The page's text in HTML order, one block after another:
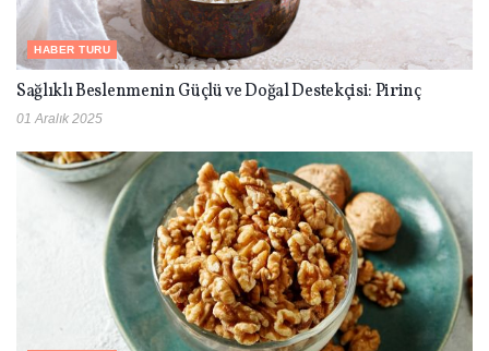
HABER TURU
Sağlıklı Beslenmenin Güçlü ve Doğal Destekçisi: Pirinç
01 Aralık 2025